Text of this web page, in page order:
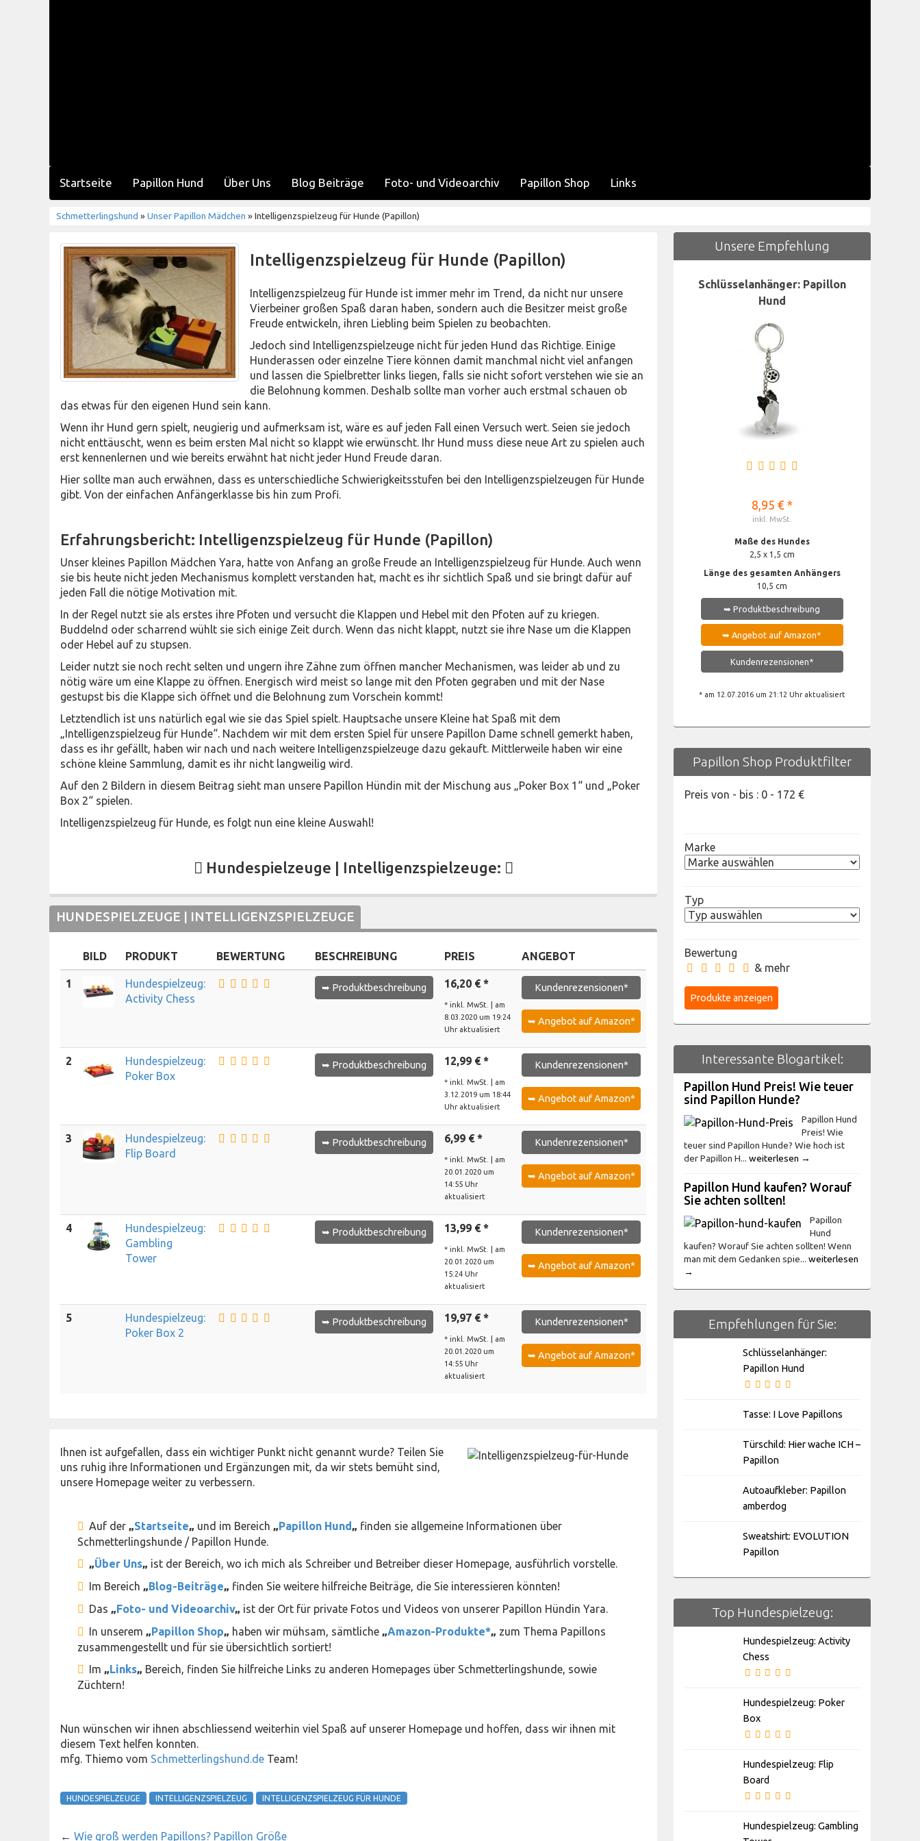
Startseite Papillon Hund Über Uns Blog Beiträge Foto- und Videoarchiv Papillon Shop Links
Schmetterlingshund »Unser Papillon Mädchen » Intelligenzspielzeug für Hunde (Papillon)
Intelligenzspielzeug für Hunde (Papillon)
Intelligenzspielzeug für Hunde ist immer mehr im Trend, da nicht nur unsere
Vierbeiner großen Spaß daran haben, sondern auch die Besitzer meist große
Freude entwickeln, ihren Liebling beim Spielen zu beobachten.
Jedoch sind Intelligenzspielzeuge nicht für jeden Hund das Richtige. Einige
Hunderassen oder einzelne Tiere können damit manchmal nicht viel anfangen
und lassen die Spielbretter links liegen, falls sie nicht sofort verstehen wie sie an
die Belohnung kommen. Deshalb sollte man vorher auch erstmal schauen ob
das etwas für den eigenen Hund sein kann.
Wenn ihr Hund gern spielt, neugierig und aufmerksam ist, wäre es auf jeden Fall einen Versuch wert. Seien sie jedoch
nicht enttäuscht, wenn es beim ersten Mal nicht so klappt wie erwünscht. Ihr Hund muss diese neue Art zu spielen auch
erst kennenlernen und wie bereits erwähnt hat nicht jeder Hund Freude daran.
Hier sollte man auch erwähnen, dass es unterschiedliche Schwierigkeitsstufen bei den Intelligenzspielzeugen für Hunde
gibt. Von der einfachen Anfängerklasse bis hin zum Profi.
Erfahrungsbericht: Intelligenzspielzeug für Hunde (Papillon)
Unser kleines Papillon Mädchen Yara, hatte von Anfang an große Freude an Intelligenzspielzeug für Hunde. Auch wenn
sie bis heute nicht jeden Mechanismus komplett verstanden hat, macht es ihr sichtlich Spaß und sie bringt dafür auf
jeden Fall die nötige Motivation mit.
In der Regel nutzt sie als erstes ihre Pfoten und versucht die Klappen und Hebel mit den Pfoten auf zu kriegen.
Buddelnd oder scharrend wühlt sie sich einige Zeit durch. Wenn das nicht klappt, nutzt sie ihre Nase um die Klappen
oder Hebel auf zu stupsen.
Leider nutzt sie noch recht selten und ungern ihre Zähne zum öffnen mancher Mechanismen, was leider ab und zu
nötig wäre um eine Klappe zu öffnen. Energisch wird meist so lange mit den Pfoten gegraben und mit der Nase
gestupst bis die Klappe sich öffnet und die Belohnung zum Vorschein kommt!
Letztendlich ist uns natürlich egal wie sie das Spiel spielt. Hauptsache unsere Kleine hat Spaß mit dem
„Intelligenzspielzeug für Hunde“. Nachdem wir mit dem ersten Spiel für unsere Papillon Dame schnell gemerkt haben,
dass es ihr gefällt, haben wir nach und nach weitere Intelligenzspielzeuge dazu gekauft. Mittlerweile haben wir eine
schöne kleine Sammlung, damit es ihr nicht langweilig wird.
Auf den 2 Bildern in diesem Beitrag sieht man unsere Papillon Hündin mit der Mischung aus „Poker Box 1“ und „Poker
Box 2“ spielen.
Intelligenzspielzeug für Hunde, es folgt nun eine kleine Auswahl!
Hundespielzeuge | Intelligenzspielzeuge:
HUNDESPIELZEUGE | INTELLIGENZSPIELZEUGE
BILD PRODUKT BEWERTUNG BESCHREIBUNG PREIS ANGEBOT
1
Hundespielzeug:
Activity Chess
➥ Produktbeschreibung 16,20 € *
* inkl. MwSt. | am
8.03.2020 um 19:24
Uhr aktualisiert
Kundenrezensionen*
➥ Angebot auf Amazon*
2
Hundespielzeug:
Poker Box
➥ Produktbeschreibung 12,99 € *
* inkl. MwSt. | am
3.12.2019 um 18:44
Uhr aktualisiert
Kundenrezensionen*
➥ Angebot auf Amazon*
3
Hundespielzeug:
Flip Board
➥ Produktbeschreibung 6,99 € *
* inkl. MwSt. | am
20.01.2020 um
14:55 Uhr
aktualisiert
Kundenrezensionen*
➥ Angebot auf Amazon*
4
Hundespielzeug:
Gambling
Tower
➥ Produktbeschreibung 13,99 € *
* inkl. MwSt. | am
20.01.2020 um
15:24 Uhr
aktualisiert
Kundenrezensionen*
➥ Angebot auf Amazon*
5
Hundespielzeug:
Poker Box 2
➥ Produktbeschreibung 19,97 € *
* inkl. MwSt. | am
20.01.2020 um
14:55 Uhr
aktualisiert
Kundenrezensionen*
➥ Angebot auf Amazon*
Ihnen ist aufgefallen, dass ein wichtiger Punkt nicht genannt wurde? Teilen Sie
uns ruhig ihre Informationen und Ergänzungen mit, da wir stets bemüht sind,
unsere Homepage weiter zu verbessern.
Auf der „Startseite„ und im Bereich „Papillon Hund„ finden sie allgemeine Informationen über
Schmetterlingshunde / Papillon Hunde.
„Über Uns„ ist der Bereich, wo ich mich als Schreiber und Betreiber dieser Homepage, ausführlich vorstelle.
Im Bereich „Blog-Beiträge„ finden Sie weitere hilfreiche Beiträge, die Sie interessieren könnten!
Das „Foto- und Videoarchiv„ ist der Ort für private Fotos und Videos von unserer Papillon Hündin Yara.
In unserem „Papillon Shop„ haben wir mühsam, sämtliche „Amazon-Produkte*„ zum Thema Papillons
zusammengestellt und für sie übersichtlich sortiert!
Im „Links„ Bereich, finden Sie hilfreiche Links zu anderen Homepages über Schmetterlingshunde, sowie
Züchtern!
Nun wünschen wir ihnen abschliessend weiterhin viel Spaß auf unserer Homepage und hoffen, dass wir ihnen mit
diesem Text helfen konnten.
mfg. Thiemo vom Schmetterlingshund.de Team!
HUNDESPIELZEUGE INTELLIGENZSPIELZEUG INTELLIGENZSPIELZEUG FÜR HUNDE
← Wie groß werden Papillons? Papillon Größe
Unsere Empfehlung
Schlüsselanhänger: Papillon
Hund
8,95 € *
inkl. MwSt.
Maße des Hundes
2,5 x 1,5 cm
Länge des gesamten Anhängers
10,5 cm
➥ Produktbeschreibung
➥ Angebot auf Amazon*
Kundenrezensionen*
* am 12.07.2016 um 21:12 Uhr aktualisiert
Papillon Shop Produktfilter
Preis von - bis : 0 - 172 €
Marke
Typ
Bewertung
& mehr
Interessante Blogartikel:
Papillon Hund Preis! Wie teuer
sind Papillon Hunde?
Papillon Hund
Preis! Wie
teuer sind Papillon Hunde? Wie hoch ist
der Papillon H... weiterlesen →
Papillon Hund kaufen? Worauf
Sie achten sollten!
Papillon
Hund
kaufen? Worauf Sie achten sollten! Wenn
man mit dem Gedanken spie... weiterlesen
→
Empfehlungen für Sie:
Schlüsselanhänger:
Papillon Hund
Tasse: I Love Papillons
Türschild: Hier wache ICH –
Papillon
Autoaufkleber: Papillon
amberdog
Sweatshirt: EVOLUTION
Papillon
Top Hundespielzeug:
Hundespielzeug: Activity
Chess
Hundespielzeug: Poker
Box
Hundespielzeug: Flip
Board
Hundespielzeug: Gambling